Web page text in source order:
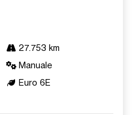
27.753 km
Manuale
Euro 6E